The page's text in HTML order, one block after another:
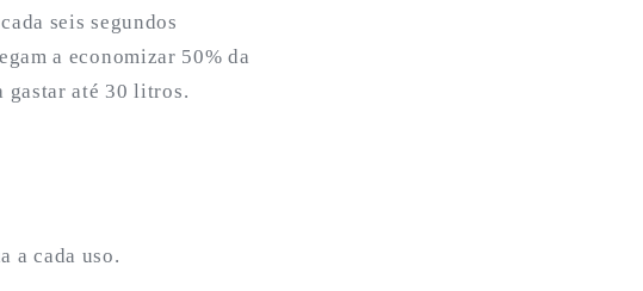
seis segundos
a economizar 50% da
gastar até 30 litros.
a cada uso.